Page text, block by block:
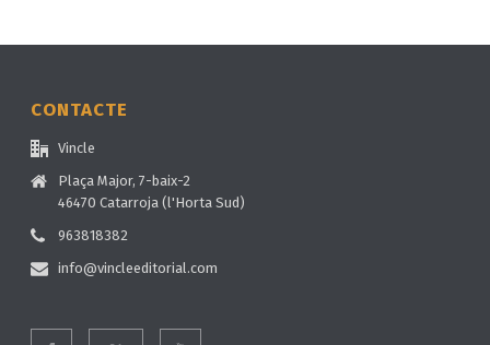
CONTACTE
Vincle
Plaça Major, 7-baix-2
46470 Catarroja (l'Horta Sud)
963818382
info@vincleeditorial.com